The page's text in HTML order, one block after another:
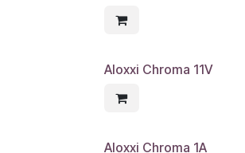
Aloxxi Chroma 11V
Aloxxi Chroma 1A